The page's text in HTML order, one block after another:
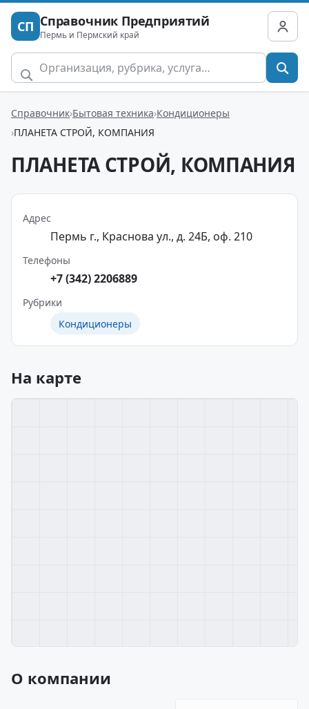
СП Справочник Предприятий
Пермь и Пермский край
Справочник Бытовая техника Кондиционеры
ПЛАНЕТА СТРОЙ, КОМПАНИЯ
ПЛАНЕТА СТРОЙ, КОМПАНИЯ
Адрес
Пермь г., Краснова ул., д. 24Б, оф. 210
Телефоны
+7 (342) 2206889
Рубрики
Кондиционеры
На карте
О компании